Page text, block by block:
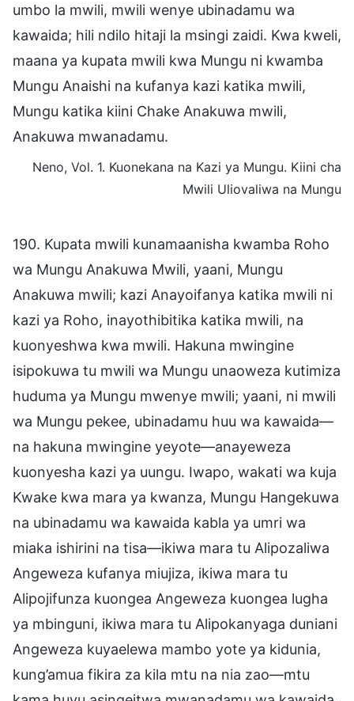
umbo la mwili, mwili wenye ubinadamu wa
kawaida; hili ndilo hitaji la msingi zaidi. Kwa kweli,
maana ya kupata mwili kwa Mungu ni kwamba
Mungu Anaishi na kufanya kazi katika mwili,
Mungu katika kiini Chake Anakuwa mwili,
Anakuwa mwanadamu.
Neno, Vol. 1. Kuonekana na Kazi ya Mungu. Kiini cha
Mwili Uliovaliwa na Mungu
190. Kupata mwili kunamaanisha kwamba Roho
wa Mungu Anakuwa Mwili, yaani, Mungu
Anakuwa mwili; kazi Anayoifanya katika mwili ni
kazi ya Roho, inayothibitika katika mwili, na
kuonyeshwa kwa mwili. Hakuna mwingine
isipokuwa tu mwili wa Mungu unaoweza kutimiza
huduma ya Mungu mwenye mwili; yaani, ni mwili
wa Mungu pekee, ubinadamu huu wa kawaida—
na hakuna mwingine yeyote—anayeweza
kuonyesha kazi ya uungu. Iwapo, wakati wa kuja
Kwake kwa mara ya kwanza, Mungu Hangekuwa
na ubinadamu wa kawaida kabla ya umri wa
miaka ishirini na tisa—ikiwa mara tu Alipozaliwa
Angeweza kufanya miujiza, ikiwa mara tu
Alipojifunza kuongea Angeweza kuongea lugha
ya mbinguni, ikiwa mara tu Alipokanyaga duniani
Angeweza kuyaelewa mambo yote ya kidunia,
kung’amua fikira za kila mtu na nia zao—mtu